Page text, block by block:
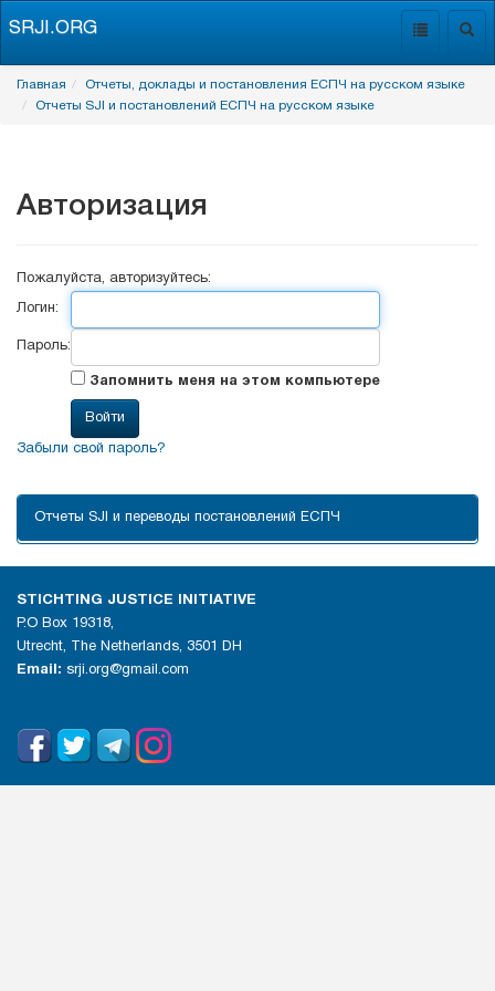
Toggle
SRJI.ORG
Главная
Отчеты, доклады и постановления ЕСПЧ на русском языке
Отчеты SJI и постановлений ЕСПЧ на русском языке
Авторизация
Пожалуйста, авторизуйтесь:
Логин:
Пароль:
Запомнить меня на этом компьютере
Забыли свой пароль?
Отчеты SJI и переводы постановлений ЕСПЧ
STICHTING JUSTICE INITIATIVE
P.O Box 19318,
Utrecht, The Netherlands, 3501 DH
Email: srji.org@gmail.com